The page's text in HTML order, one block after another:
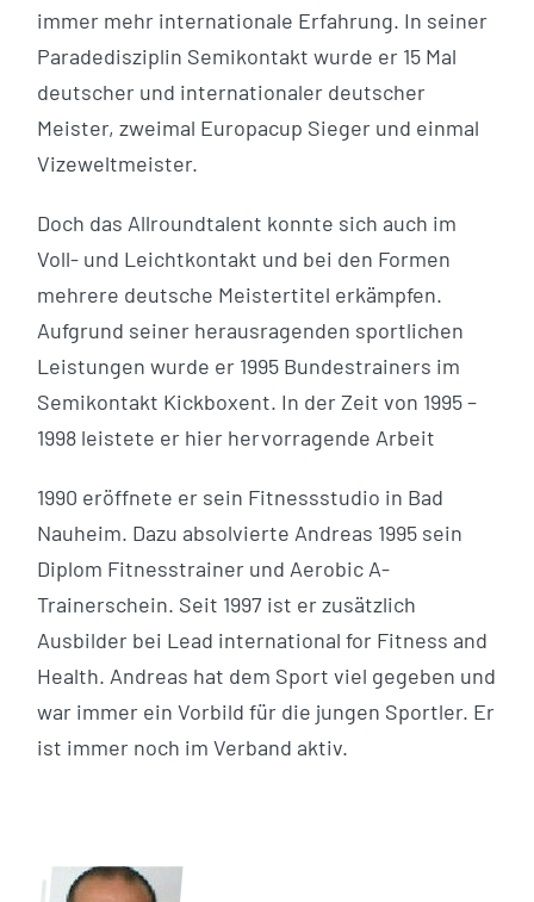
immer mehr internationale Erfahrung. In seiner
Paradedisziplin Semikontakt wurde er 15 Mal
deutscher und internationaler deutscher
Meister, zweimal Europacup Sieger und einmal
Vizeweltmeister.
Doch das Allroundtalent konnte sich auch im
Voll- und Leichtkontakt und bei den Formen
mehrere deutsche Meistertitel erkämpfen.
Aufgrund seiner herausragenden sportlichen
Leistungen wurde er 1995 Bundestrainers im
Semikontakt Kickboxent. In der Zeit von 1995 –
1998 leistete er hier hervorragende Arbeit
1990 eröffnete er sein Fitnessstudio in Bad
Nauheim. Dazu absolvierte Andreas 1995 sein
Diplom Fitnesstrainer und Aerobic A-
Trainerschein. Seit 1997 ist er zusätzlich
Ausbilder bei Lead international for Fitness and
Health. Andreas hat dem Sport viel gegeben und
war immer ein Vorbild für die jungen Sportler. Er
ist immer noch im Verband aktiv.